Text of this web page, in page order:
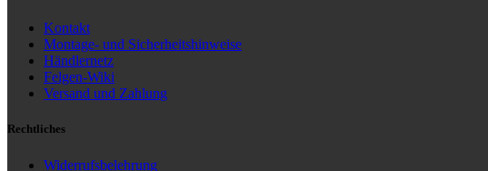
Kontakt
Montage- und Sicherheitshinweise
Händlernetz
Felgen-Wiki
Versand und Zahlung
Rechtliches
Widerrufsbelehrung